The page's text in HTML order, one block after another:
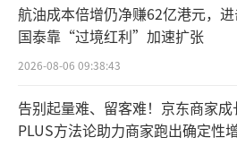
超过10亿元，可一次或分
超过3年。
式，票面利率通过询价方
航油成本倍增仍净赚62亿港元，
国泰靠“过境红利”加速扩张
2026-08-06 09:38:43
告别起量难、留客难！京东商家成
PLUS方法论助力商家跑出确定性